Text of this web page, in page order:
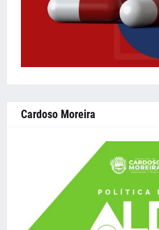
Cardoso Moreira